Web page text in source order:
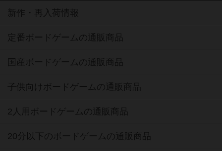
新作・再入荷情報
定番ボードゲームの通販商品
国産ボードゲームの通販商品
子供向けボードゲームの通販商品
2人用ボードゲームの通販商品
20分以下のボードゲームの通販商品